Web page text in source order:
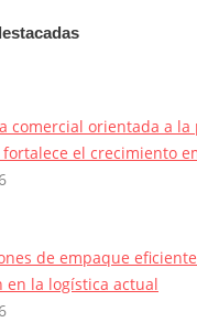
comercial orientada a
el crecimiento
de empaque
en la logística actual